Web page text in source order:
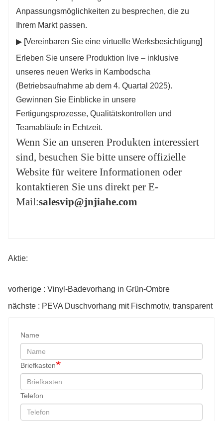
Anpassungsmöglichkeiten zu besprechen, die zu
Ihrem Markt passen.
▶ [Vereinbaren Sie eine virtuelle Werksbesichtigung]
Erleben Sie unsere Produktion live – inklusive
unseres neuen Werks in Kambodscha
(Betriebsaufnahme ab dem 4. Quartal 2025).
Gewinnen Sie Einblicke in unsere
Fertigungsprozesse, Qualitätskontrollen und
Teamabläufe in Echtzeit.
Wenn Sie an unseren Produkten interessiert
sind, besuchen Sie bitte unsere offizielle
Website für weitere Informationen oder
kontaktieren Sie uns direkt per E-
Mail:salesvip@jnjiahe.com
Aktie:
vorherige : Vinyl-Badevorhang in Grün-Ombre
nächste : PEVA Duschvorhang mit Fischmotiv, transparent
Name
Briefkasten
Telefon